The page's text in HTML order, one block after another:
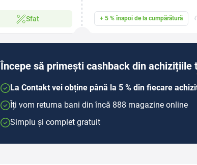
Sfat + 5 % înapoi de la cumpărătură
Începe să primești cashback din achizițiile
La Contakt vei obține până la 5 % din fiecare
Îți vom returna bani din încă 888 magazine online
Simplu și complet gratuit